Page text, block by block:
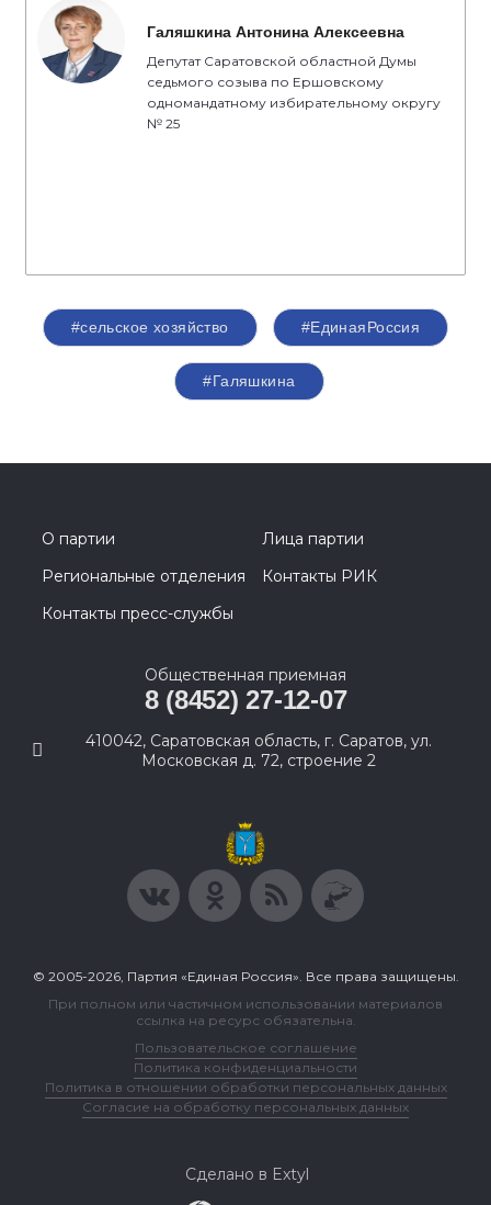
Галяшкина Антонина Алексеевна
Депутат Саратовской областной Думы
седьмого созыва по Ершовскому
одномандатному избирательному округу
№ 25
#сельское хозяйство #ЕдинаяРоссия
#Галяшкина
О партии
Лица партии
Региональные отделения
Контакты РИК
Контакты пресс-службы
Общественная приемная
8 (8452) 27-12-07
410042, Саратовская область, г. Саратов, ул.
Московская д. 72, строение 2
© 2005-2026, Партия «Единая Россия». Все права защищены.
При полном или частичном использовании материалов
ссылка на ресурс обязательна.
Пользовательское соглашение
Политика конфиденциальности
Политика в отношении обработки персональных данных
Согласие на обработку персональных данных
Сделано в Extyl